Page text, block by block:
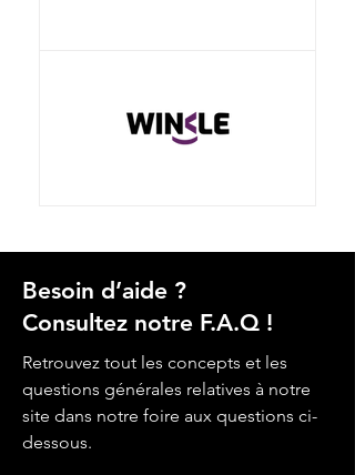
Besoin d’aide ?
Consultez notre F.A.Q !
Retrouvez tout les concepts et les
questions générales relatives à notre
site dans notre foire aux questions ci-
dessous.